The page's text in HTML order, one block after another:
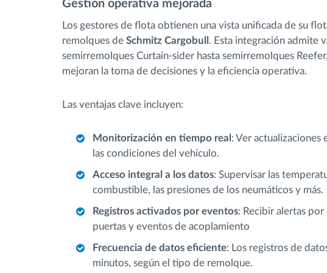
Gestión operativa mejorada
Los gestores de flota obtienen una vista unificada de su
remolques de Schmitz Cargobull . Esta integración admite
semirremolques Curtain-sider hasta semirremolques
mejoran la toma de decisiones y la eficiencia operativa.
Las ventajas clave incluyen:
Monitorización en tiempo real : Ver
las condiciones del vehículo.
Acceso integral a los datos: Supervisar las
combustible, las presiones de los neumáticos y más.
Registros activados por eventos: Recibir alertas
puertas y eventos de acoplamiento
Frecuencia de datos eficiente: Los registros de
minutos, según el tipo de remolque.